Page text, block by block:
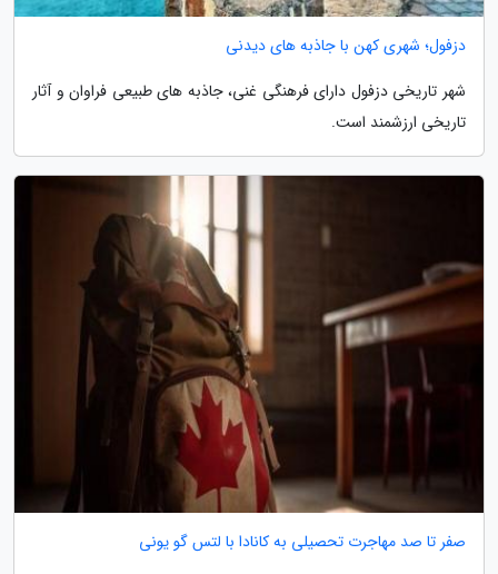
دزفول؛ شهری کهن با جاذبه های دیدنی
شهر تاریخی دزفول دارای فرهنگی غنی، جاذبه های طبیعی فراوان و آثار
تاریخی ارزشمند است.
صفر تا صد مهاجرت تحصیلی به کانادا با لتس گو یونی